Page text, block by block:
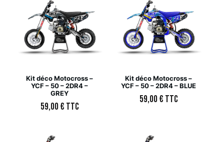
Kit déco Motocross –
YCF – 50 – 2DR4 –
GREY
59,00€ TTC
Kit déco Motocross –
YCF – 50 – 2DR4 – BLUE
59,00€ TTC